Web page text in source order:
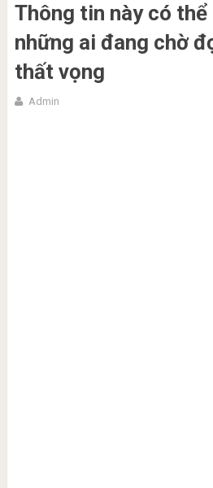
Thông tin này có
những ai đang chờ
thất vọng
Admin